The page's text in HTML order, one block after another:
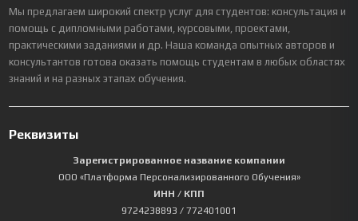
Мы предлагаем широкий спектр услуг для студентов: консультация и
помощь с дипломными работами, курсовыми, проектами,
практическими заданиями и др. Наша команда опытных авторов и
консультантов готова оказать помощь студентам в любых областях
знаний и на разных этапах обучения.
Реквизиты
Зарегистрированное название компании
ООО «Платформа Персонализированного Обучения»
ИНН / КПП
9724238893 / 772401001